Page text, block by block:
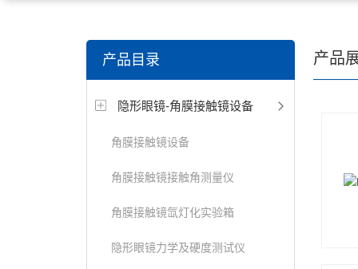
仪，角膜接触镜厚度测量仪，角膜接触镜折光仪，角
测试仪，人工晶状体疲劳试验仪等
产品目录
隐形眼镜-角膜接触镜设备
角膜接触镜设备
角膜接触镜接触角测量仪
角膜接触镜氙灯化实验箱
隐形眼镜力学及硬度测试仪
产品